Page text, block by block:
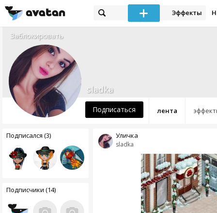
Эффекты
Заблокировать
лента
sladka
Подписаться
Подписался (3)
Подписчики (14)
sladka
Уличка